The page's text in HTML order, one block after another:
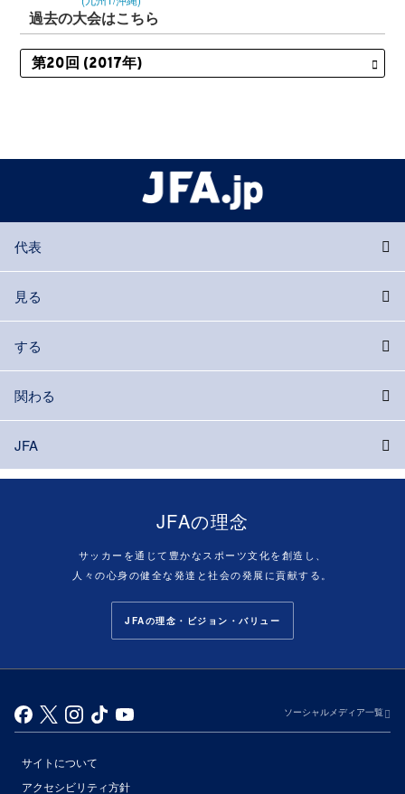
過去の大会はこちら
代表
見る
する
関わる
JFA
JFAの理念
サッカーを通じて豊かなスポーツ文化を創造し、
人々の心身の健全な発達と社会の発展に貢献する。
JFAの理念・ビジョン・バリュー
ソーシャルメディア一覧
サイトについて
アクセシビリティ方針